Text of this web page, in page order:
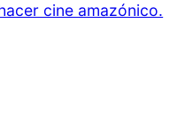
cine amazónico.